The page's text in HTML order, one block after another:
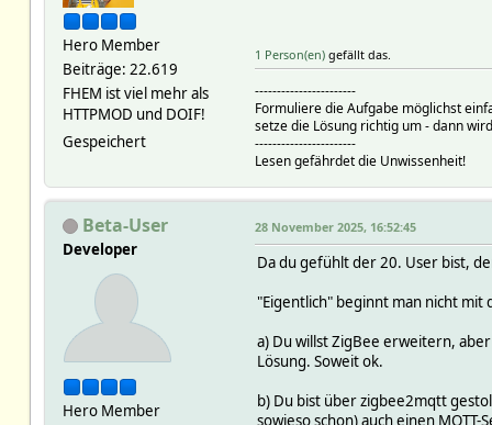
homeassistant/sensor/
ts
val {"name":"Stromzaehler
homeassistant/sensor/
ts
val {"name":"Stromzaehler
homeassistant/sensor/
ts
val
homeassistant/sensor/
ts
val {"name":"Stromzaehler
ts
homeassistant/sensor/
ts
homeassistant/sensor/
Hero Member
Beiträge: 22.619
FHEM ist viel mehr als
HTTPMOD und DOIF!
Gespeichert
1 Person(en)gefällt das.
-----------------------
Formuliere die Aufgabe möglichst
setze die Lösung richtig um - dann
-----------------------
Lesen gefährdet die Unwissenheit!
Beta-User
Developer
Hero Member
28 November 2025, 16:52:45
Da du gefühlt der 20. User bist,
"Eigentlich" beginnt man nicht
a) Du willst ZigBee erweitern,
Lösung. Soweit ok.
b) Du bist über zigbee2mqtt
sowieso schon) auch einen MQTT-